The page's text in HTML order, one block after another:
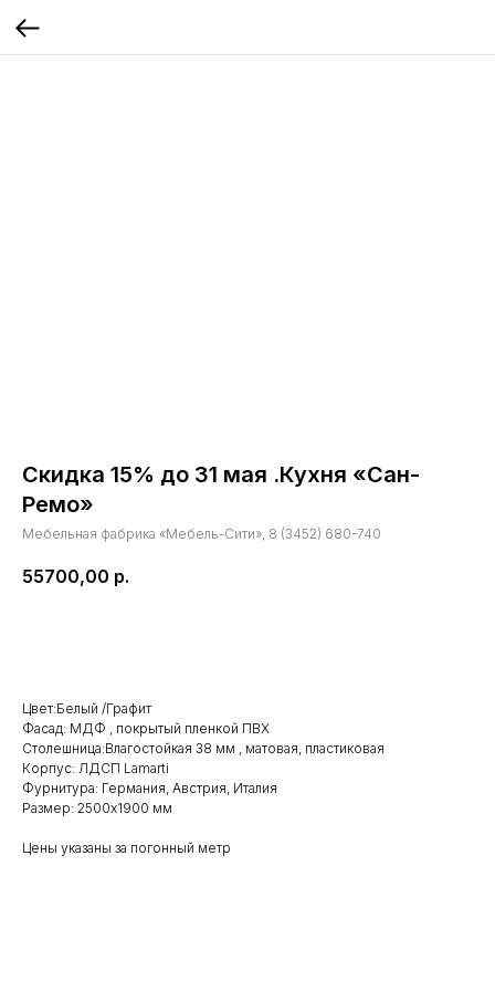
Скидка 15% до 31 мая .Кухня «Сан-
Ремо»
Мебельная фабрика «Мебель-Сити», 8 (3452) 680-740
55700,00 р.
Цвет:Белый /Графит
Фасад: МДФ , покрытый пленкой ПВХ
Столешница:Влагостойкая 38 мм , матовая, пластиковая
Корпус: ЛДСП Lamarti
Фурнитура: Германия, Австрия, Италия
Размер: 2500х1900 мм
Цены указаны за погонный метр